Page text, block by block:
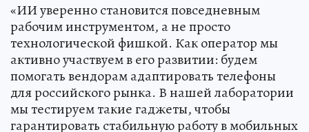
«ИИ уверенно становится повседневным
рабочим инструментом, а не просто
технологической фишкой. Как оператор мы
активно участвуем в его развитии: будем
помогать вендорам адаптировать телефоны
для российского рынка. В нашей лаборатории
мы тестируем такие гаджеты, чтобы
гарантировать стабильную работу в мобильных